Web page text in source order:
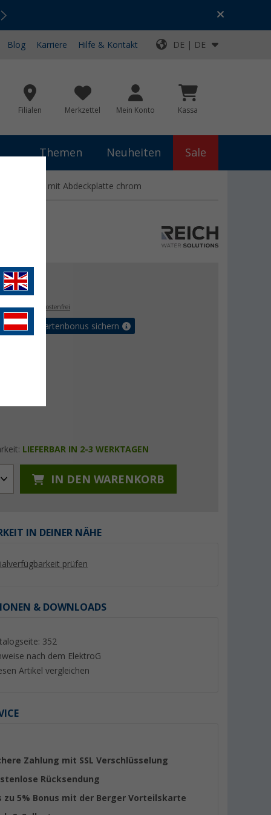
Top-Deals für dein Abenteuer!
Blog Karriere Hilfe & Kontakt DE | DE
Filialen Merkzettel Mein Konto Kassa
Themen Neuheiten Sale
mit Abdeckplatte chrom
€
versandkostenfrei
Vorteilskartenbonus sichern
LIEFERBAR IN 2-3 WERKTAGEN
IN DEN WARENKORB
IN DEINER NÄHE
prüfen
& DOWNLOADS
352
nach dem ElektroG
Artikel vergleichen
Zahlung mit SSL Verschlüsselung
Rücksendung
zu 5% Bonus mit der Berger Vorteilskarte
DE
18, 99€